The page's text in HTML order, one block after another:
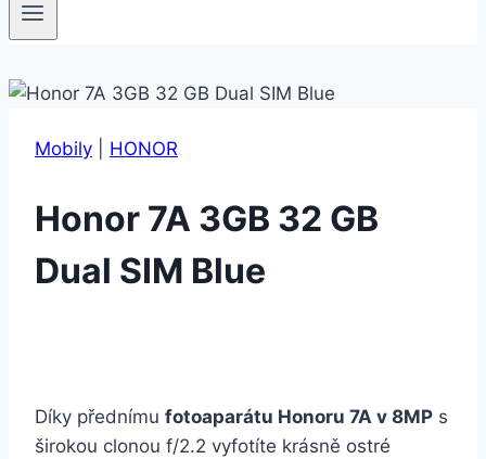
Mobily HONOR
Honor 7A 3GB 32 GB
Dual SIM Blue
Díky přednímu fotoaparátu Honoru 7A v 8MP s
širokou clonou f/2.2 vyfotíte krásně ostré